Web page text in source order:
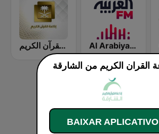
إذاعة القرآن الكريم - Holy Quran Radio Al Arabiya (العربية FM)
BAIXAR APLICATIVO